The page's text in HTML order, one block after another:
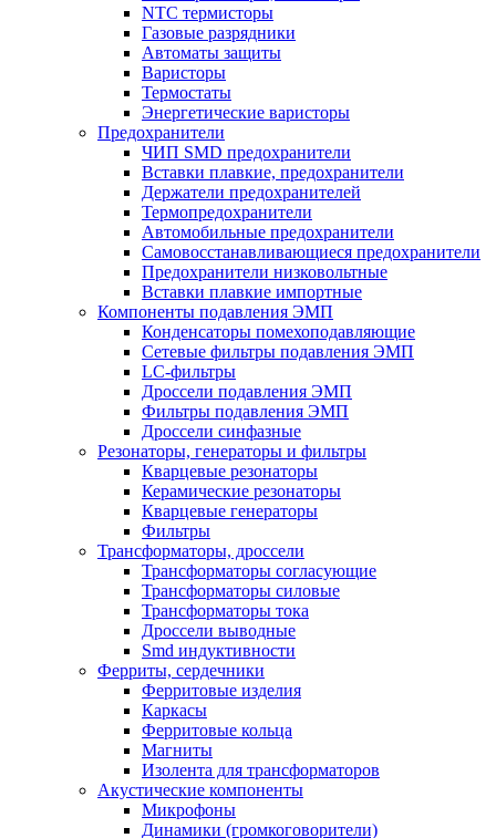
NTC термисторы
Газовые разрядники
Автоматы защиты
Варисторы
Термостаты
Энергетические варисторы
Предохранители
ЧИП SMD предохранители
Вставки плавкие, предохранители
Держатели предохранителей
Термопредохранители
Автомобильные предохранители
Самовосстанавливающиеся предохранители
Предохранители низковольтные
Вставки плавкие импортные
Компоненты подавления ЭМП
Конденсаторы помехоподавляющие
Сетевые фильтры подавления ЭМП
LC-фильтры
Дроссели подавления ЭМП
Фильтры подавления ЭМП
Дроссели синфазные
Резонаторы, генераторы и фильтры
Кварцевые резонаторы
Керамические резонаторы
Кварцевые генераторы
Фильтры
Трансформаторы, дроссели
Трансформаторы согласующие
Трансформаторы силовые
Трансформаторы тока
Дроссели выводные
Smd индуктивности
Ферриты, сердечники
Ферритовые изделия
Каркасы
Ферритовые кольца
Магниты
Изолента для трансформаторов
Акустические компоненты
Микрофоны
Динамики (громкоговорители)